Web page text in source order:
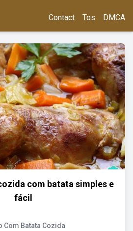
Contact Tos DMCA
com batata simples e
fácil
Com Batata Cozida